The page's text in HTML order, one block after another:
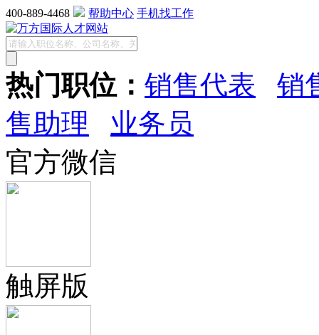
400-889-4468 帮助中心 手机找工作
热门职位： 销售代表
销
售助理
业务员
官方微信
触屏版